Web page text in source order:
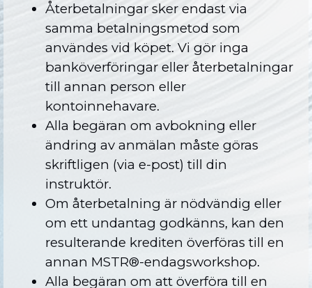
Återbetalningar sker endast via
samma betalningsmetod som
användes vid köpet. Vi gör inga
banköverföringar eller återbetalningar
till annan person eller
kontoinnehavare.
Alla begäran om avbokning eller
ändring av anmälan måste göras
skriftligen (via e-post) till din
instruktör.
Om återbetalning är nödvändig eller
om ett undantag godkänns, kan den
resulterande krediten överföras till en
annan MSTR®-endagsworkshop.
Alla begäran om att överföra till en